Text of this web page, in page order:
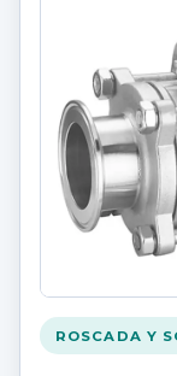
ROSCADA Y